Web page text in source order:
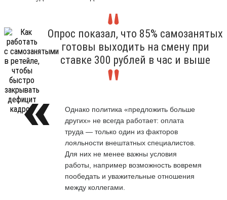
Опрос показал, что 85% самозанятых
готовы выходить на смену при
ставке 300 рублей в час и выше
Однако политика «предложить больше
других» не всегда работает: оплата
труда — только один из факторов
лояльности внештатных специалистов.
Для них не менее важны условия
работы, например возможность вовремя
пообедать и уважительные отношения
между коллегами.